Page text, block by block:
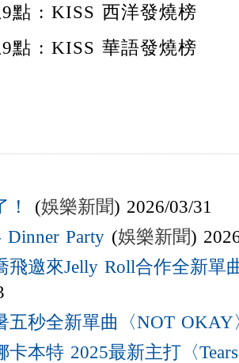
點 : KISS 西洋發燒榜
點 : KISS 華語發燒榜
(娛樂新聞) 2026/03/31
Party (娛樂新聞)
飛邀來Jelly Roll合作全新單
五秒全新單曲〈NOT OKAY
卡本特 2025最新主打〈